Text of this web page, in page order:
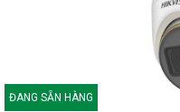
ĐANG SẴN HÀNG